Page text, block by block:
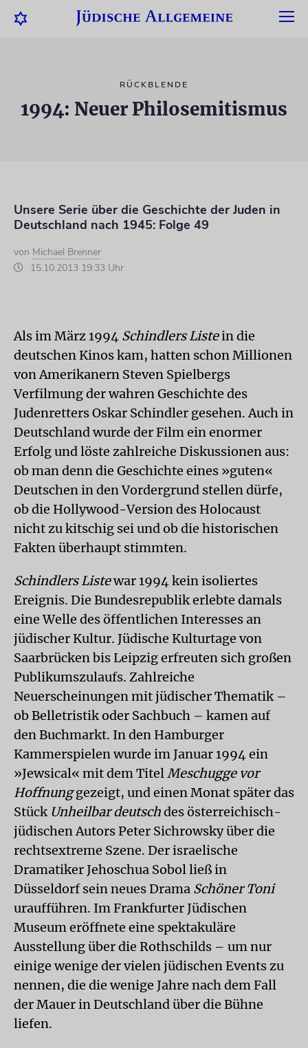
RÜCKBLENDE
1994: Neuer Philosemitismus
Unsere Serie über die Geschichte der Juden in
Deutschland nach 1945: Folge 49
von Michael Brenner
15.10.2013 19:33 Uhr
Als im März 1994 Schindlers Listein die
deutschen Kinos kam, hatten schon Millionen
von Amerikanern Steven Spielbergs
Verfilmung der wahren Geschichte des
Judenretters Oskar Schindler gesehen. Auch in
Deutschland wurde der Film ein enormer
Erfolg und löste zahlreiche Diskussionen aus:
ob man denn die Geschichte eines »guten«
Deutschen in den Vordergrund stellen dürfe,
ob die Hollywood-Version des Holocaust
nicht zu kitschig sei und ob die historischen
Fakten überhaupt stimmten.
Schindlers Listewar 1994 kein isoliertes
Ereignis. Die Bundesrepublik erlebte damals
eine Welle des öffentlichen Interesses an
jüdischer Kultur. Jüdische Kulturtage von
Saarbrücken bis Leipzig erfreuten sich großen
Publikumszulaufs. Zahlreiche
Neuerscheinungen mit jüdischer Thematik –
ob Belletristik oder Sachbuch – kamen auf
den Buchmarkt. In den Hamburger
Kammerspielen wurde im Januar 1994 ein
»Jewsical« mit dem TitelMeschugge vor
Hoffnunggezeigt, und einen Monat später das
Stück Unheilbar deutschdes österreichisch-
jüdischen Autors Peter Sichrowsky über die
rechtsextreme Szene. Der israelische
Dramatiker Jehoschua Sobol ließ in
Düsseldorf sein neues Drama Schöner Toni
uraufführen. Im Frankfurter Jüdischen
Museum eröffnete eine spektakuläre
Ausstellung über die Rothschilds – um nur
einige wenige der vielen jüdischen Events zu
nennen, die die wenige Jahre nach dem Fall
der Mauer in Deutschland über die Bühne
liefen.